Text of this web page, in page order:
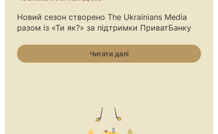
Новий сезон створено The Ukrainians Media
разом із «Ти як?» за підтримки ПриватБанку
Читати далі